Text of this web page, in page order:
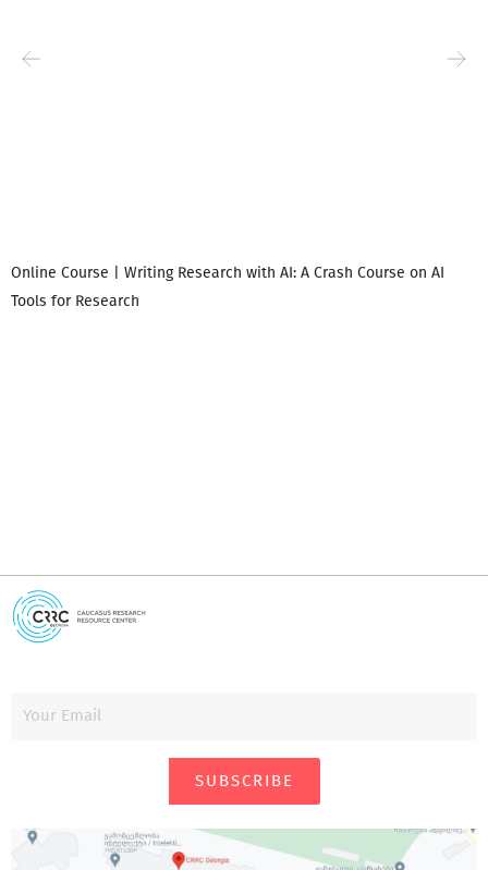
Online Course | Writing Research with AI: A Crash Course on AI
Tools for Research
SUBSCRIBE